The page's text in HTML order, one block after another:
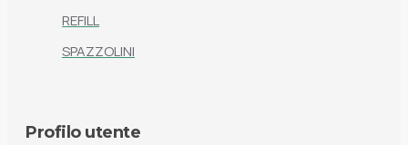
REFILL
SPAZZOLINI
Profilo utente